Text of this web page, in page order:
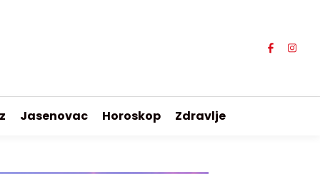
Jasenovac Horoskop Zdravlje